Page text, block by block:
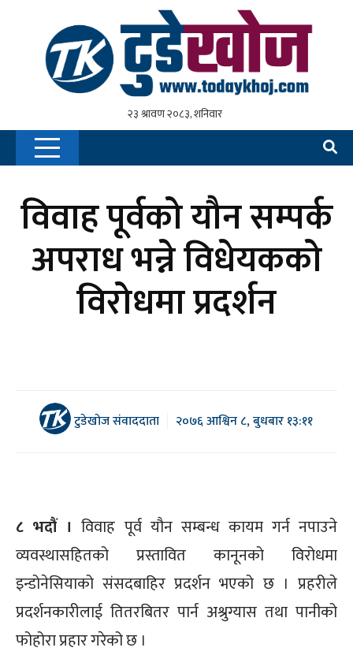
विवाह पूर्वको यौन सम्पर्क
अपराध भन्ने विधेयकको
विरोधमा प्रदर्शन
टुडेखोज संवाददाता २०७६ आश्विन ८, बुधबार १३:११
८ भदौं । विवाह पूर्व यौन सम्बन्ध कायम गर्न नपाउने
व्यवस्थासहितको प्रस्तावित कानूनको विरोधमा
इन्डोनेसियाको संसदबाहिर प्रदर्शन भएको छ । प्रहरीले
प्रदर्शनकारीलाई तितरबितर पार्न अश्रुग्यास तथा पानीको
फोहोरा प्रहार गरेको छ ।